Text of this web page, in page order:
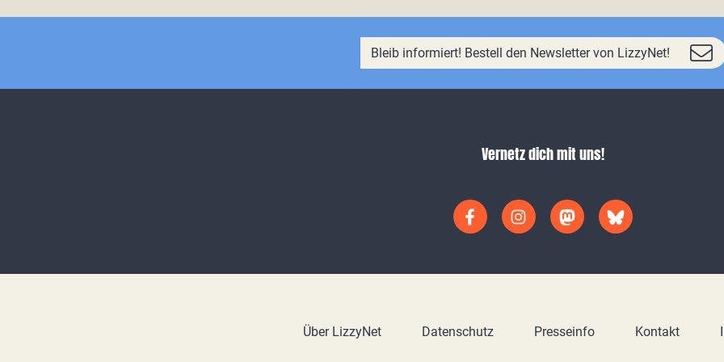
Bleib informiert! Bestell den Newsletter von LizzyNet!
Vernetz dich mit uns!
Über LizzyNet Datenschutz Presseinfo Kontakt